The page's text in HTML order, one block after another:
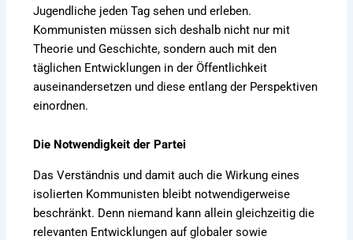
Jugendliche jeden Tag sehen und erleben.
Kommunisten müssen sich deshalb nicht nur mit
Theorie und Geschichte, sondern auch mit den
täglichen Entwicklungen in der Öffentlichkeit
auseinandersetzen und diese entlang der Perspektiven
einordnen.
Die Notwendigkeit der Partei
Das Verständnis und damit auch die Wirkung eines
isolierten Kommunisten bleibt notwendigerweise
beschränkt. Denn niemand kann allein gleichzeitig die
relevanten Entwicklungen auf globaler sowie